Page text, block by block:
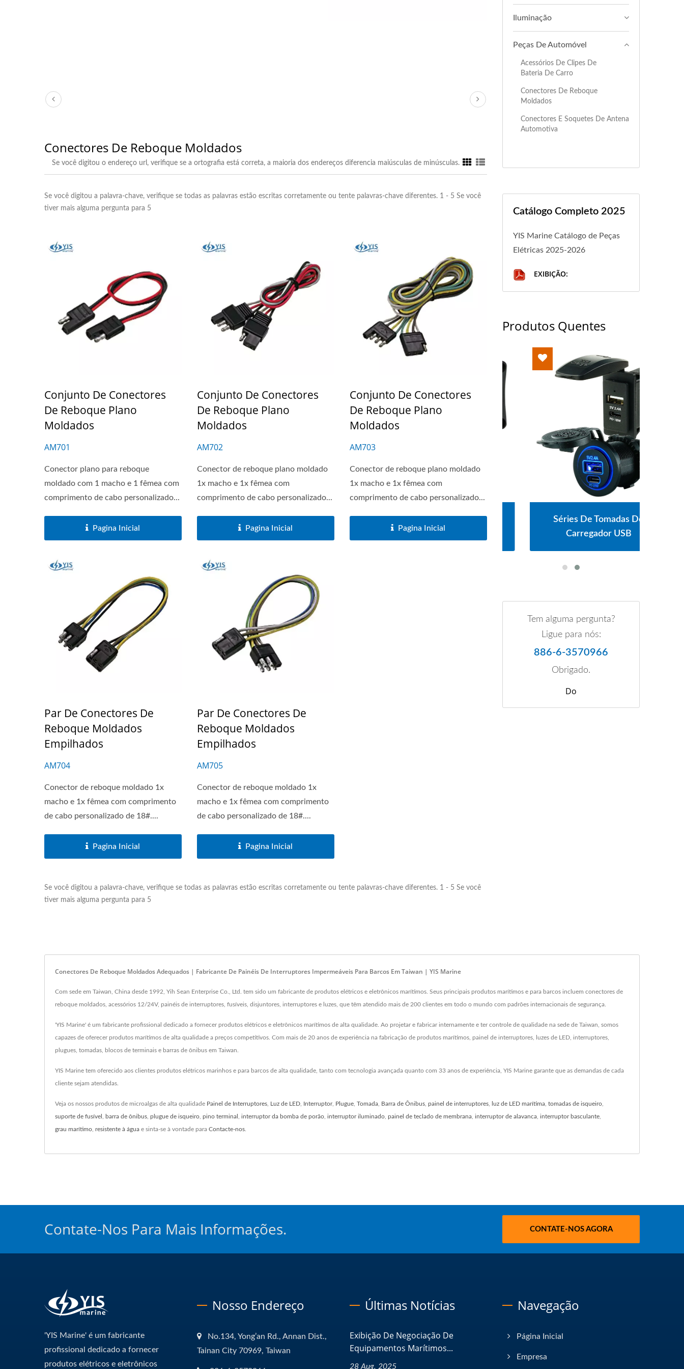
Conectores De Reboque Moldados
Se você digitou o endereço url, verifique se a ortografia está correta, a maioria dos endereços diferencia maiúsculas de minúsculas.
Se você digitou a palavra-chave, verifique se todas as palavras estão escritas corretamente ou tente palavras-chave diferentes. 1 - 5 Se você
tiver mais alguma pergunta para 5
Conjunto De Conectores
De Reboque Plano
Moldados
AM701
Conector plano para reboque
moldado com 1 macho e 1 fêmea com
comprimento de cabo personalizado...
Pagina Inicial
Conjunto De Conectores
De Reboque Plano
Moldados
AM702
Conector de reboque plano moldado
1x macho e 1x fêmea com
comprimento de cabo personalizado...
Pagina Inicial
Conjunto De Conectores
De Reboque Plano
Moldados
AM703
Conector de reboque plano moldado
1x macho e 1x fêmea com
comprimento de cabo personalizado...
Pagina Inicial
Par De Conectores De
Reboque Moldados
Empilhados
AM704
Conector de reboque moldado 1x
macho e 1x fêmea com comprimento
de cabo personalizado de 18#....
Pagina Inicial
Par De Conectores De
Reboque Moldados
Empilhados
AM705
Conector de reboque moldado 1x
macho e 1x fêmea com comprimento
de cabo personalizado de 18#....
Pagina Inicial
Se você digitou a palavra-chave, verifique se todas as palavras estão escritas corretamente ou tente palavras-chave diferentes. 1 - 5 Se você
tiver mais alguma pergunta para 5
Iluminação
Peças De Automóvel
Acessórios De Clipes De
Bateria De Carro
Conectores De Reboque
Moldados
Conectores E Soquetes De Antena
Automotiva
Catálogo Completo 2025
YIS Marine Catálogo de Peças
Elétricas 2025-2026
EXIBIÇÃO:
Produtos Quentes
Principais De Bateria
Carregador USB
Principais De Bateria
Séries De Tomadas De
Carregador USB
Tem alguma pergunta?
Ligue para nós:
886-6-3570966
Obrigado.
Do
Conectores De Reboque Moldados Adequados | Fabricante De Painéis De Interruptores Impermeáveis Para Barcos Em Taiwan | YIS Marine
Com sede em Taiwan, China desde 1992, Yih Sean Enterprise Co., Ltd. tem sido um fabricante de produtos elétricos e eletrônicos marítimos. Seus principais produtos marítimos e para barcos incluem conectores de
reboque moldados, acessórios 12/24V, painéis de interruptores, fusíveis, disjuntores, interruptores e luzes, que têm atendido mais de 200 clientes em todo o mundo com padrões internacionais de segurança.
'YIS Marine' é um fabricante profissional dedicado a fornecer produtos elétricos e eletrônicos marítimos de alta qualidade. Ao projetar e fabricar internamente e ter controle de qualidade na sede de Taiwan, somos
capazes de oferecer produtos marítimos de alta qualidade a preços competitivos. Com mais de 20 anos de experiência na fabricação de produtos marítimos, painel de interruptores, luzes de LED, interruptores,
plugues, tomadas, blocos de terminais e barras de ônibus em Taiwan.
YIS Marine tem oferecido aos clientes produtos elétricos marinhos e para barcos de alta qualidade, tanto com tecnologia avançada quanto com 33 anos de experiência, YIS Marine garante que as demandas de cada
cliente sejam atendidas.
Veja os nossos produtos de microalgas de alta qualidade Painel de Interruptores Luz de LED Interruptor, Plugue Tomada Barra de Ônibus painel de interruptores luz de LED marítima tomadas de isqueiro
suporte de fusível barra de ônibus plugue de isqueiro pino terminal interruptor da bomba de porão interruptor iluminado painel de teclado de membrana interruptor de alavanca interruptor basculante
grau marítimo resistente à água e sinta-se à vontade para Contacte-nos
Contate-Nos Para Mais Informações. CONTATE-NOS AGORA
'YIS Marine' é um fabricante
profissional dedicado a fornecer
produtos elétricos e eletrônicos
Nosso Endereço
No.134, Yong’an Rd., Annan Dist.,
Tainan City 70969, Taiwan
Últimas Notícias
Exibição De Negociação De
Equipamentos Marítimos...
28 Aug, 2025
Navegação
Página Inicial
Empresa